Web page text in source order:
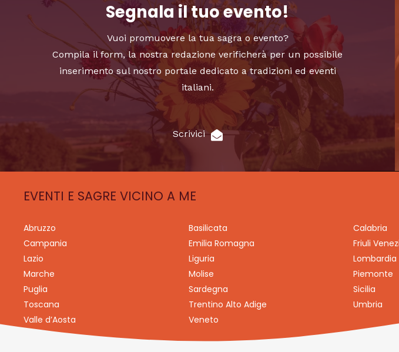
Segnala il tuo evento!
Vuoi promuovere la tua sagra o evento?
Compila il form, la nostra redazione verificherà per un possibile
inserimento sul nostro portale dedicato a tradizioni ed eventi
italiani.
Scrivici
EVENTI E SAGRE VICINO A ME
Abruzzo Basilicata
Calabria
Campania
Emilia Romagna
Friuli
Lazio
Liguria
Lombardia
Marche
Molise
Piemonte
Puglia
Sardegna
Sicilia
Toscana
Trentino Alto Adige
Umbria
Valle d’Aosta
Veneto